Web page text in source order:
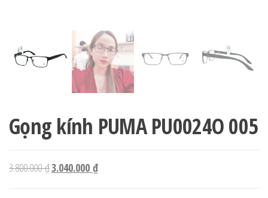
Gọng kính PUMA PU0024O 005
3.800.000₫Giá
3.040.000 ₫Giá